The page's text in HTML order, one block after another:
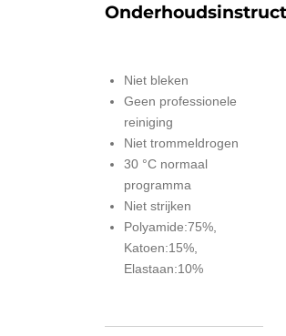
Niet bleken
Geen professionele
reiniging
Niet trommeldrogen
30 °C normaal
programma
Niet strijken
Polyamide:75%,
Katoen:15%,
Elastaan:10%